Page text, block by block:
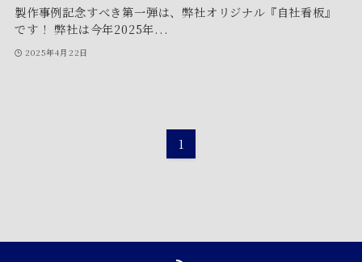
製作事例記念すべき第一弾は、弊社オリジナル『自社看板』
です！ 弊社は今年2025年...
2025年4月22日
1